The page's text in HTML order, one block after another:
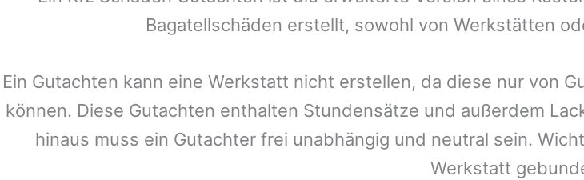
Bagatellschäden erstellt, sowohl von Werkstätten
Ein Gutachten kann eine Werkstatt nicht erstellen, da diese nur von
können. Diese Gutachten enthalten Stundensätze und außerdem
hinaus muss ein Gutachter frei unabhängig und neutral sein.
Werkstatt